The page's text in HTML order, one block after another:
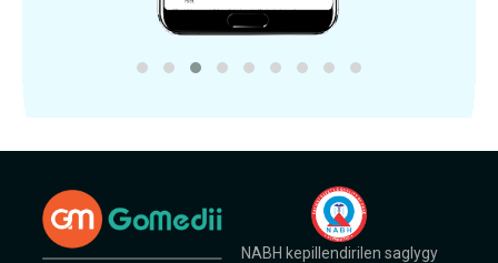
NABH kepillendirilen saglygy